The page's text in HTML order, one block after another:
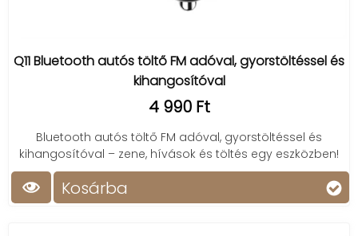
Q11 Bluetooth autós töltő FM adóval, gyorstöltéssel és
kihangosítóval
4 990 Ft
Bluetooth autós töltő FM adóval, gyorstöltéssel és
kihangosítóval – zene, hívások és töltés egy eszközben!
Kosárba